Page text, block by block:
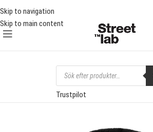
Skip to navigation
Skip to main content
FRAKT ÖVER 1000 SEK
Trustpilot